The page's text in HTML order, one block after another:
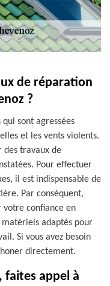
de réparation
?
sont agressées
et les vents violents.
des travaux de
Pour effectuer
il est indispensable de
Par conséquent,
votre confiance en
matériels adaptés pour
Si vous avez besoin
directement.
faites appel à